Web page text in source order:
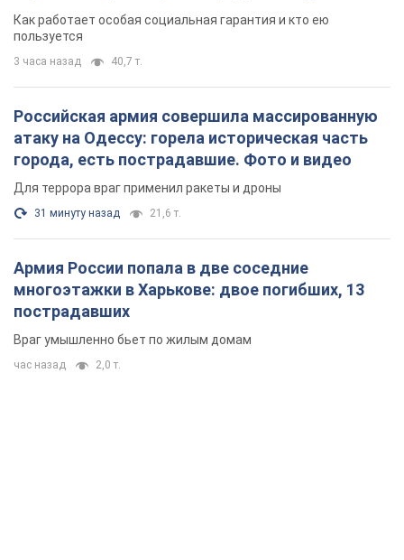
поселился
Как работает особая социальная гарантия и кто ею
пользуется
3 часа назад 40,7 т.
Российская армия совершила массированную
атаку на Одессу: горела историческая часть
города, есть пострадавшие. Фото и видео
Для террора враг применил ракеты и дроны
31 минуту назад 21,6 т.
Армия России попала в две соседние
многоэтажки в Харькове: двое погибших, 13
пострадавших
Враг умышленно бьет по жилым домам
час назад 2,0 т.